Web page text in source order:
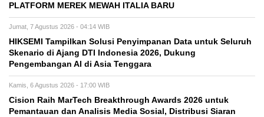
PLATFORM MEREK MEWAH ITALIA BARU
Jumat, 7 Agustus 2026 - 04:14 WIB
HIKSEMI Tampilkan Solusi Penyimpanan Data untuk Seluruh
Skenario di Ajang DTI Indonesia 2026, Dukung
Pengembangan AI di Asia Tenggara
Kamis, 6 Agustus 2026 - 17:00 WIB
Cision Raih MarTech Breakthrough Awards 2026 untuk
Pemantauan dan Analisis Media Sosial, Distribusi Siaran